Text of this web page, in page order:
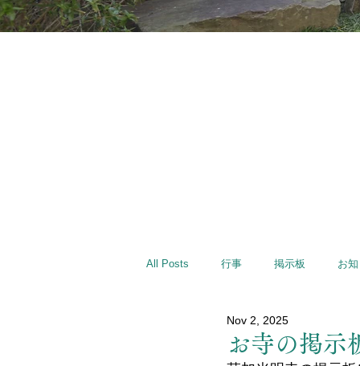
All Posts 行事 掲示板 お
お寺の掲示
Nov 2, 2025